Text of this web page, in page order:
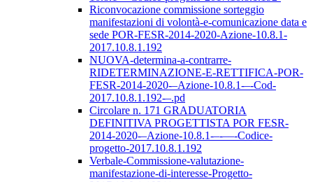
Riconvocazione commissione sorteggio
manifestazioni di volontà-e-comunicazione data e
sede POR-FESR-2014-2020-Azione-10.8.1-
2017.10.8.1.192
NUOVA-determina-a-contrarre-
RIDETERMINAZIONE-E-RETTIFICA-POR-
FESR-2014-2020-–Azione-10.8.1-–-Cod-
2017.10.8.1.192-–.pd
Circolare n. 171 GRADUATORIA
DEFINITIVA PROGETTISTA POR FESR-
2014-2020-–Azione-10.8.1-–-––-Codice-
progetto-2017.10.8.1.192
Verbale-Commissione-valutazione-
manifestazione-di-interesse-Progetto-